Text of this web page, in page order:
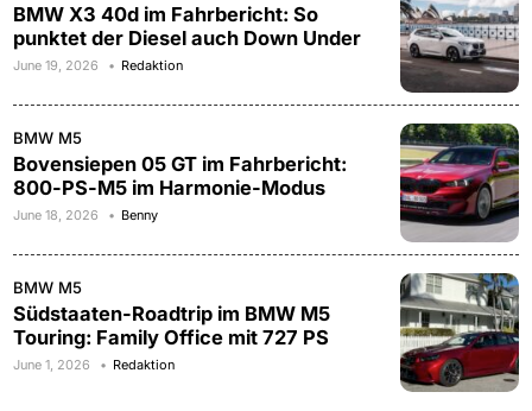
BMW X3 40d im Fahrbericht: So
punktet der Diesel auch Down Under
June 19, 2026 Redaktion
BMW M5
Bovensiepen 05 GT im Fahrbericht:
800-PS-M5 im Harmonie-Modus
June 18, 2026 Benny
BMW M5
Südstaaten-Roadtrip im BMW M5
Touring: Family Office mit 727 PS
June 1, 2026 Redaktion